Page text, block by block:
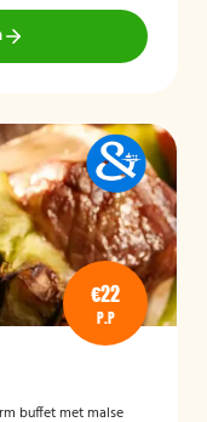
€22
P.P
buffet met malse